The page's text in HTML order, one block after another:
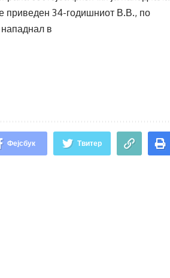
приведен 34-годишниот В.В., по
в
Фејсбук Твитер